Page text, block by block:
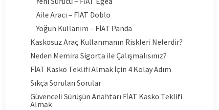
Aile Aracı – FİAT Doblo
Yoğun Kullanım – FİAT Panda
Kaskosuz Araç Kullanmanın Riskleri Nelerdir?
Neden Memira Sigorta ile Çalışmalısınız?
FİAT Kasko Teklifi Almak İçin 4 Kolay Adım
Sıkça Sorulan Sorular
Güvenceli Sürüşün Anahtarı FİAT Kasko Teklifi
Almak